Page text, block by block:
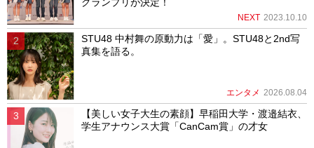
NEXT 2023.10.10
STU48 中村舞の原動力は「愛」。STU48と2nd写
真集を語る。
エンタメ 2026.08.04
【美しい女子大生の素顔】早稲田大学・渡邉結衣、
学生アナウンス大賞「CanCam賞」の才女